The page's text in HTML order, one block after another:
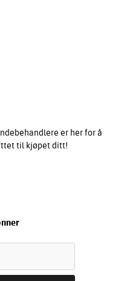
er her for å
til kjøpet ditt!